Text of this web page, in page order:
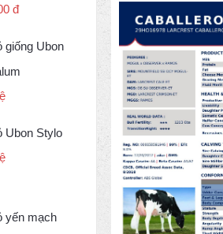
đ
giống Ubon
Ubon Stylo
yến mạch